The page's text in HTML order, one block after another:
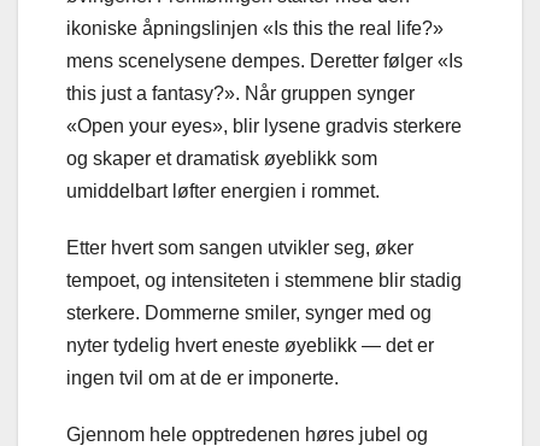
ikoniske åpningslinjen «Is this the real life?»
mens scenelysene dempes. Deretter følger «Is
this just a fantasy?». Når gruppen synger
«Open your eyes», blir lysene gradvis sterkere
og skaper et dramatisk øyeblikk som
umiddelbart løfter energien i rommet.
Etter hvert som sangen utvikler seg, øker
tempoet, og intensiteten i stemmene blir stadig
sterkere. Dommerne smiler, synger med og
nyter tydelig hvert eneste øyeblikk — det er
ingen tvil om at de er imponerte.
Gjennom hele opptredenen høres jubel og